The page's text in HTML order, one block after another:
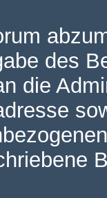
des
die